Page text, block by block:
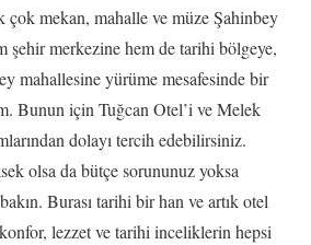
çok mekan, mahalle ve müze Şahinbey
şehir merkezine hem de tarihi bölgeye,
mahallesine yürüme mesafesinde bir
Bunun için Tuğcan Otel’i ve Melek
dolayı tercih edebilirsiniz.
olsa da bütçe sorununuz yoksa
Burası tarihi bir han ve artık otel
lezzet ve tarihi inceliklerin hepsi